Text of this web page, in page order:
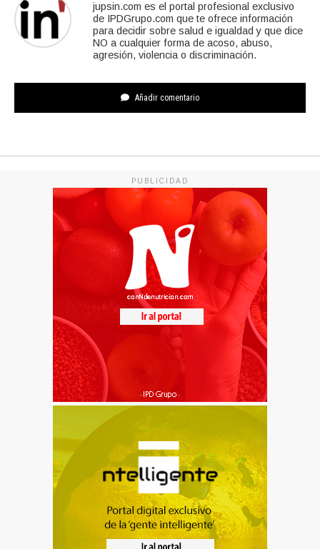
jupsin.com es el portal profesional exclusivo
de IPDGrupo.com que te ofrece información
para decidir sobre salud e igualdad y que dice
NO a cualquier forma de acoso, abuso,
agresión, violencia o discriminación.
Añadir comentario
PUBLICIDAD